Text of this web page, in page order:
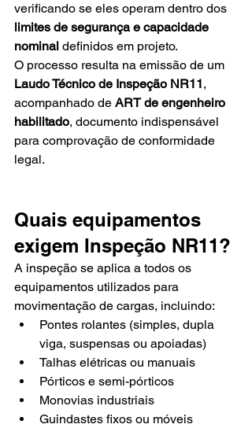
verificando se eles operam dentro dos
limites de segurança e capacidade
nominal definidos em projeto.
O processo resulta na emissão de um
Laudo Técnico de Inspeção NR11,
acompanhado de ART de engenheiro
habilitado, documento indispensável
para comprovação de conformidade
legal.
Quais equipamentos
exigem Inspeção NR11?
A inspeção se aplica a todos os
equipamentos utilizados para
movimentação de cargas, incluindo:
Pontes rolantes (simples, dupla
viga, suspensas ou apoiadas)
Talhas elétricas ou manuais
Pórticos e semi-pórticos
Monovias industriais
Guindastes fixos ou móveis